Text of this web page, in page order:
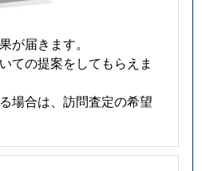
が届きます。
ての提案をしてもらえま
場合は、訪問査定の希望